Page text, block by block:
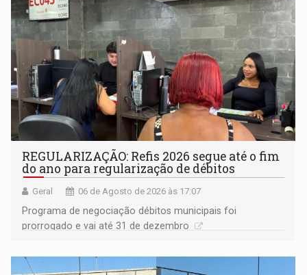
REGULARIZAÇÃO: Refis 2026 segue até o fim
do ano para regularização de débitos
Geral 06 de Agosto de 2026 às 17:07
Programa de negociação débitos municipais foi
prorrogado e vai até 31 de dezembro